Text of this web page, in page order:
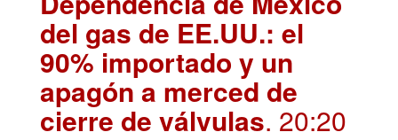
del gas de EE.UU.: el
90% importado y un
apagón a merced de
cierre de válvulas. 20:20